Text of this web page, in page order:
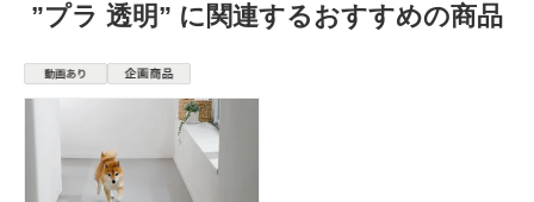
”プラ 透明” に関連するおすすめの商品